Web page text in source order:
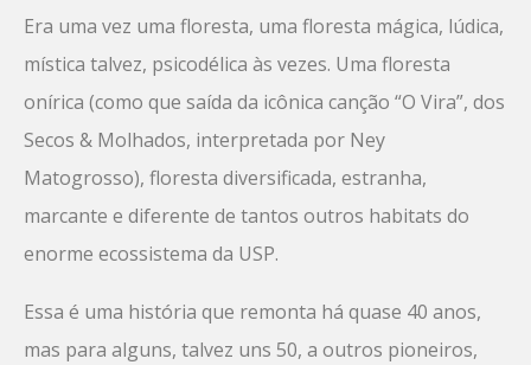
Era uma vez uma floresta, uma floresta mágica, lúdica,
mística talvez, psicodélica às vezes. Uma floresta
onírica (como que saída da icônica canção “O Vira”, dos
Secos & Molhados, interpretada por Ney
Matogrosso), floresta diversificada, estranha,
marcante e diferente de tantos outros habitats do
enorme ecossistema da USP.
Essa é uma história que remonta há quase 40 anos,
mas para alguns, talvez uns 50, a outros pioneiros,